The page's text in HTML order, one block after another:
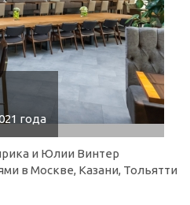
года
и Юлии Винтер
в Москве, Казани, Тольятти